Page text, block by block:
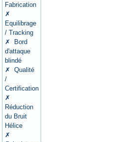
Fabrication
✗
Equilibrage
/ Tracking
✗ Bord
d'attaque
blindé
✗ Qualité
/
Certification
✗
Réduction
du Bruit
Hélice
✗